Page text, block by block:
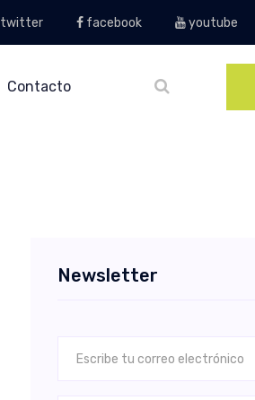
twitter facebook youtube
Contacto
Newsletter